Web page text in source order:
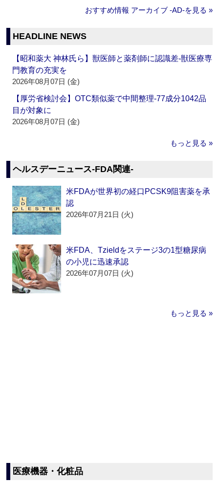
おすすめ情報 アーカイブ ‐AD‐を見る »
HEADLINE NEWS
【昭和薬大 神林氏ら】獣医師と薬剤師に認識差‐獣医療専
門教育の充実を
2026年08月07日 (金)
【厚労省検討会】OTC類似薬で中間整理‐77成分1042品
目が対象に
2026年08月07日 (金)
もっと見る »
ヘルスデーニュース‐FDA関連‐
米FDAが世界初の経口PCSK9阻害薬を承
認
2026年07月21日 (火)
米FDA、Tzieldをステージ3の1型糖尿病
の小児に迅速承認
2026年07月07日 (火)
もっと見る »
医療機器・化粧品